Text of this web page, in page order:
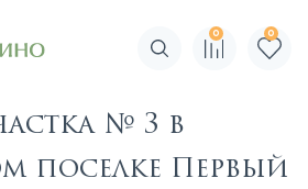
Поиск по сайту
0 0
№ 3 в
поселке Первый